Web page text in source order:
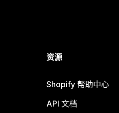
资源
Shopify 帮助中心
API 文档